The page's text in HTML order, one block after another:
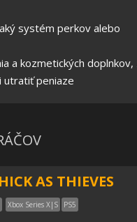
systém perkov alebo
a kozmetických doplnkov,
utratiť peniaze
AS THIEVES
Xbox Series X|S PS5